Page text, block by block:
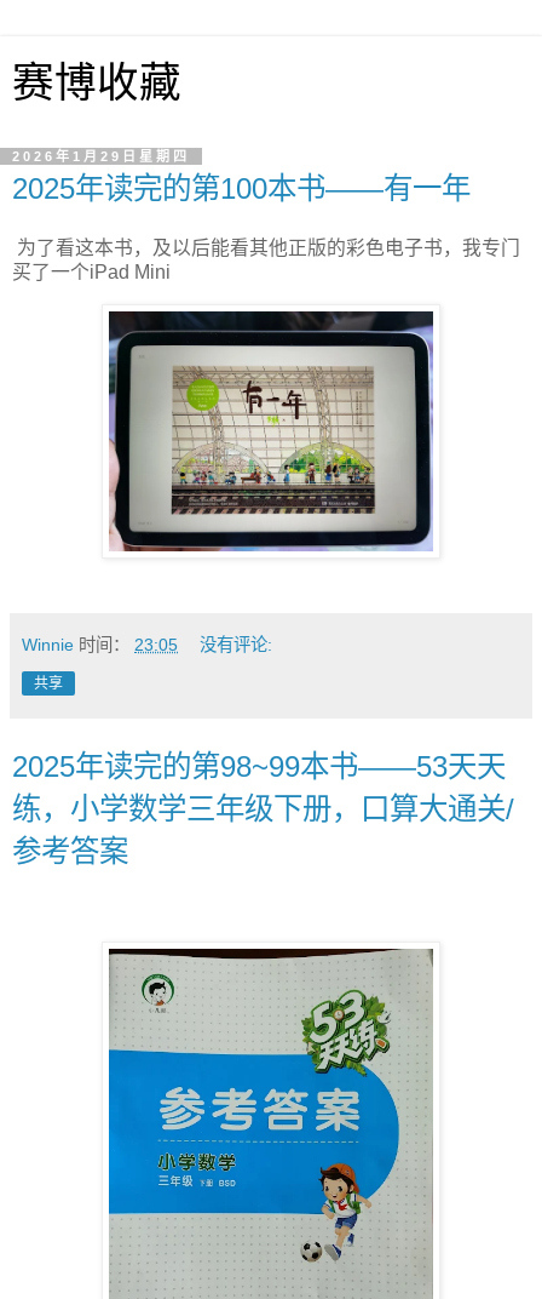
赛博收藏
2026年1月29日星期四
2025年读完的第100本书——有一年
为了看这本书，及以后能看其他正版的彩色电子书，我专门
买了一个iPad Mini
Winnie 时间： 23:05 没有评论:
共享
2025年读完的第98~99本书——53天天
练，小学数学三年级下册，口算大通关/
参考答案